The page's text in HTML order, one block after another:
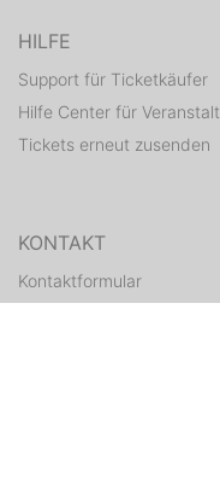
HILFE
Support für Ticketkäufer
Hilfe Center für
Tickets erneut zusenden
KONTAKT
Kontaktformular